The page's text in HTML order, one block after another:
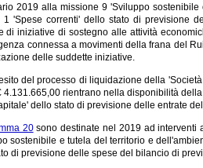
2019 alla missione 9 'Sviluppo
'Spese correnti' dello stato di previsione
di iniziative di sostegno alle attività
connessa a movimenti della frana del
delle suddette iniziative.
del processo di liquidazione della
4.131.665,00 rientrano nella disponibilità
dello stato di previsione delle entrate
20sono destinate nel 2019 ad interventi
sostenibile e tutela del territorio e
di previsione delle spese del bilancio di